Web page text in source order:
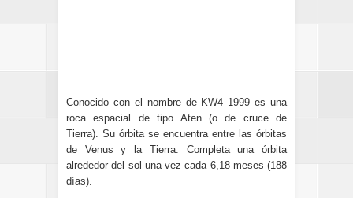
Conocido con el nombre de KW4 1999 es una
roca espacial de tipo Aten (o de cruce de
Tierra). Su órbita se encuentra entre las órbitas
de Venus y la Tierra. Completa una órbita
alrededor del sol una vez cada 6,18 meses (188
días).